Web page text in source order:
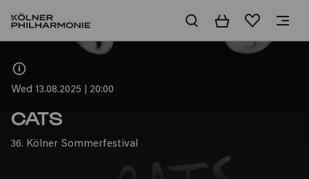
BasketWishlist
Wed 13.08.2025 | 20:00
CATS
36. Kölner Sommerfestival